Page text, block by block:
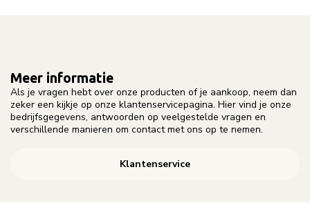
Meer informatie
Als je vragen hebt over onze producten of je aankoop, neem dan
zeker een kijkje op onze klantenservicepagina. Hier vind je onze
bedrijfsgegevens, antwoorden op veelgestelde vragen en
verschillende manieren om contact met ons op te nemen.
Klantenservice